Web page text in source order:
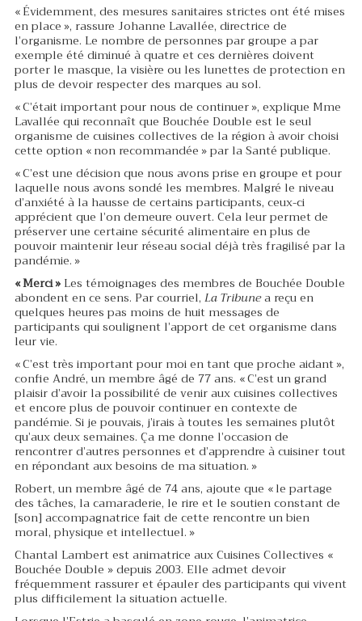
« Évidemment, des mesures sanitaires strictes ont été mises
en place », rassure Johanne Lavallée, directrice de
l’organisme. Le nombre de personnes par groupe a par
exemple été diminué à quatre et ces dernières doivent
porter le masque, la visière ou les lunettes de protection en
plus de devoir respecter des marques au sol.
« C’était important pour nous de continuer », explique Mme
Lavallée qui reconnaît que Bouchée Double est le seul
organisme de cuisines collectives de la région à avoir choisi
cette option « non recommandée » par la Santé publique.
« C’est une décision que nous avons prise en groupe et pour
laquelle nous avons sondé les membres. Malgré le niveau
d’anxiété à la hausse de certains participants, ceux-ci
apprécient que l’on demeure ouvert. Cela leur permet de
préserver une certaine sécurité alimentaire en plus de
pouvoir maintenir leur réseau social déjà très fragilisé par la
pandémie. »
« Merci » Les témoignages des membres de Bouchée Double
abondent en ce sens. Par courriel, La Tribunea reçu en
quelques heures pas moins de huit messages de
participants qui soulignent l’apport de cet organisme dans
leur vie.
« C’est très important pour moi en tant que proche aidant »,
confie André, un membre âgé de 77 ans. « C’est un grand
plaisir d’avoir la possibilité de venir aux cuisines collectives
et encore plus de pouvoir continuer en contexte de
pandémie. Si je pouvais, j’irais à toutes les semaines plutôt
qu’aux deux semaines. Ça me donne l’occasion de
rencontrer d’autres personnes et d’apprendre à cuisiner tout
en répondant aux besoins de ma situation. »
Robert, un membre âgé de 74 ans, ajoute que « le partage
des tâches, la camaraderie, le rire et le soutien constant de
[son] accompagnatrice fait de cette rencontre un bien
moral, physique et intellectuel. »
Chantal Lambert est animatrice aux Cuisines Collectives «
Bouchée Double » depuis 2003. Elle admet devoir
fréquemment rassurer et épauler des participants qui vivent
plus difficilement la situation actuelle.